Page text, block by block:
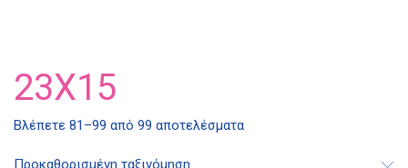
23X15
Βλέπετε 81–99 από 99 αποτελέσματα
Προκαθορισμένη ταξινόμηση